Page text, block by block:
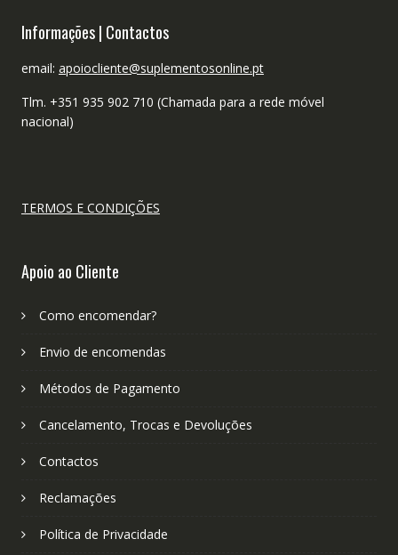
Informações | Contactos
email: apoiocliente@suplementosonline.pt
Tlm. +351 935 902 710 (Chamada para a rede móvel
nacional)
TERMOS E CONDIÇÕES
Apoio ao Cliente
Como encomendar?
Envio de encomendas
Métodos de Pagamento
Cancelamento, Trocas e Devoluções
Contactos
Reclamações
Política de Privacidade